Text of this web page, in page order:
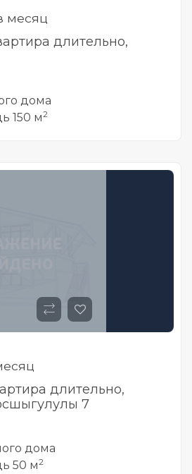
месяц
длительно,
дома
150 м2
длительно,
7
дома
50 м2